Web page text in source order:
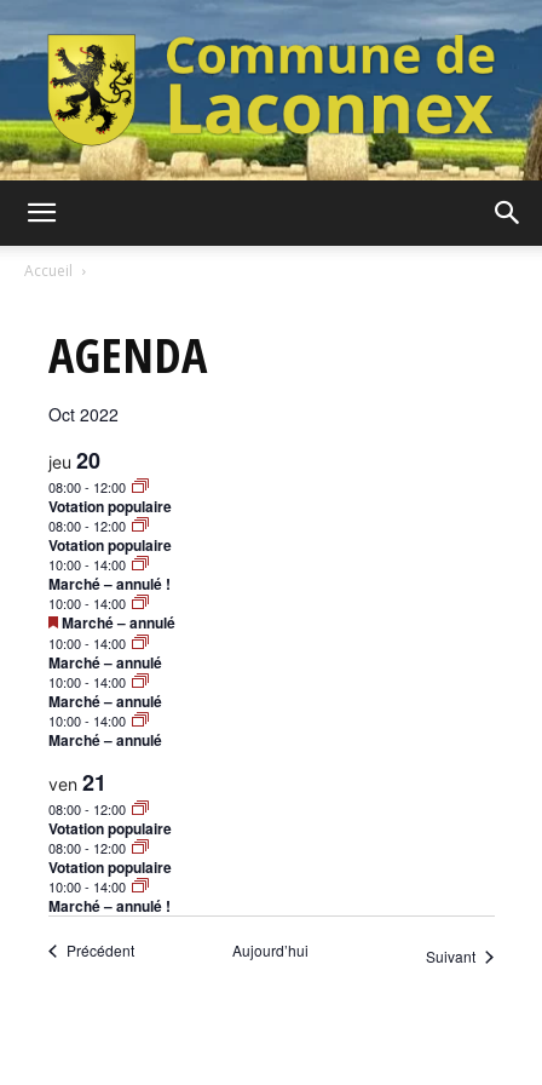
Laconnex
Canton
Genève
Accueil
AGENDA
Oct 2022
jeu 20
08:00- 12:00
Votation populaire
08:00- 12:00
Votation populaire
10:00- 14:00
Marché – annulé !
10:00- 14:00
Mis
en
avant
Marché – annulé
10:00- 14:00
Marché – annulé
10:00- 14:00
Marché – annulé
10:00- 14:00
Marché – annulé
ven 21
08:00- 12:00
Votation populaire
08:00- 12:00
Votation populaire
10:00- 14:00
Marché – annulé !
PrécédentÉvènements Aujourd’hui Suivant